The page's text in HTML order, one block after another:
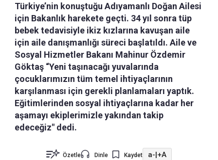
Türkiye’nin konuştuğu Adıyamanlı Doğan Ailesi
için Bakanlık harekete geçti. 34 yıl sonra tüp
bebek tedavisiyle ikiz kızlarına kavuşan aile
için aile danışmanlığı süreci başlatıldı. Aile ve
Sosyal Hizmetler Bakanı Mahinur Özdemir
Göktaş “Yeni taşınacağı yuvalarında
çocuklarımızın tüm temel ihtiyaçlarının
karşılanması için gerekli planlamaları yaptık.
Eğitimlerinden sosyal ihtiyaçlarına kadar her
aşamayı ekiplerimizle yakından takip
edeceğiz" dedi.
Özetle Dinle Kaydet a-|+A